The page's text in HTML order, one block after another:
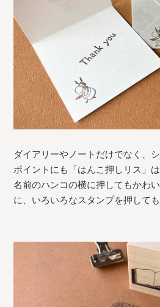
ダイアリーやノートだけでなく、
ポイントにも「はんこ押しリス」
名前のハンコの横に押してもかわ
に、いろいろなスタンプを押して